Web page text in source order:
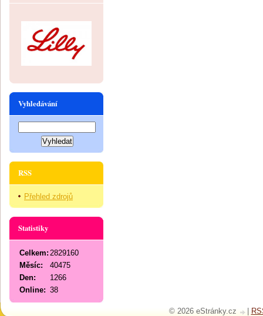
Vyhledávání
RSS
Přehled zdrojů
Statistiky
Online: 38
Celkem: 2829160
Měsíc:
40475
Den:
1266
© 2026 eStránky.cz